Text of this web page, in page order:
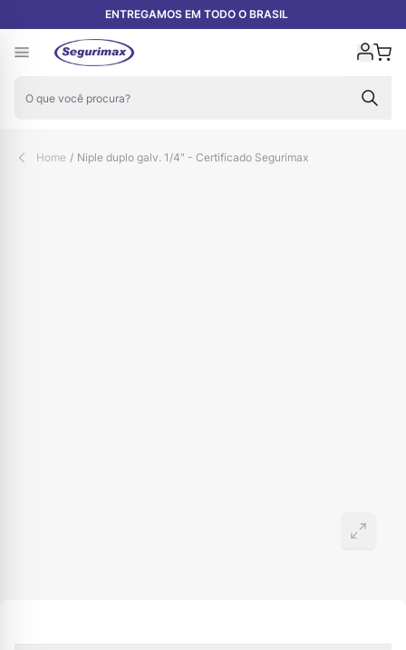
Pular para o conteúdoENTREGAMOS EM TODO O BRASIL
Home / Niple duplo galv. 1/4" - Certificado Segurimax